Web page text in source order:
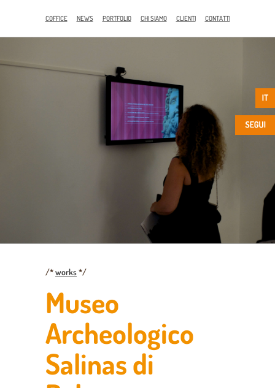
COFFICE NEWS PORTFOLIO CHI SIAMO CLIENTI CONTATTI
/*works*/
Museo
Archeologico
Salinas di